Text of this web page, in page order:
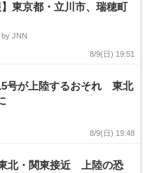
】東京都・立川市、瑞穂町
JNN
8/9(日) 19:51
号が上陸するおそれ 東北
8/9(日) 19:48
北・関東接近 上陸の恐